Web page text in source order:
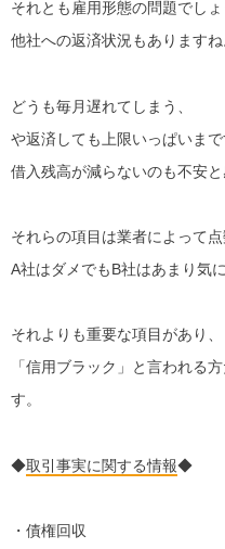
それとも雇用形態の問題でしょ
他社への返済状況もありますね
どうも毎月遅れてしまう、
や返済しても上限いっぱいまで
借入残高が減らないのも不安と
それらの項目は業者によって
A社はダメでもB社はあまり気
それよりも重要な項目があり、
「信用ブラック」と言われる
す。
◆取引事実に関する情報◆
・債権回収